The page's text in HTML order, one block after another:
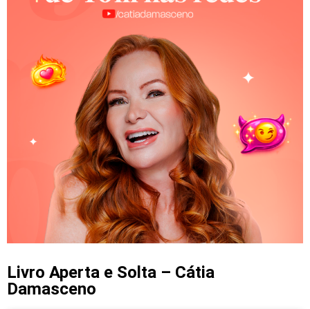
Livro Aperta e Solta – Cátia
Damasceno